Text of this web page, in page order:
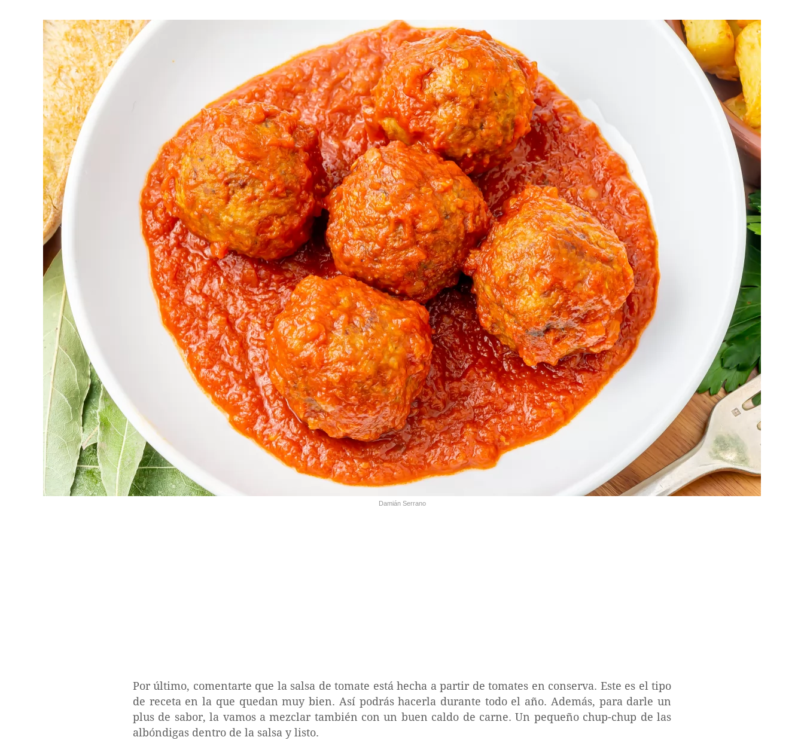
Damián Serrano
Por último, comentarte que la salsa de tomate está hecha a partir de tomates en conserva. Este es el tipo
de receta en la que quedan muy bien. Así podrás hacerla durante todo el año. Además, para darle un
plus de sabor, la vamos a mezclar también con un buen caldo de carne. Un pequeño chup-chup de las
albóndigas dentro de la salsa y listo.